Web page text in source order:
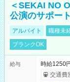
＜SEKAI NO
公演のサポー
アルバイト 職種未
ブランクOK
給与
時給1250
交通費